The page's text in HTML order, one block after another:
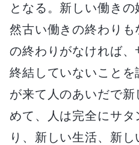
となる。新しい働き
然古い働きの終わりも
の終わりがなければ
終結していないこと
が来て人のあいだで
めて、人は完全にサ
り、新しい生活、新